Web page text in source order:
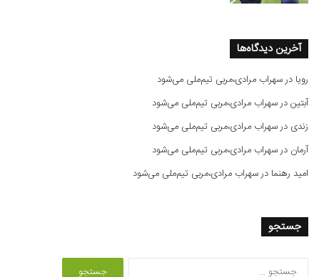
آخرین دیدگاه‌ها
رویا درسهراب مرادی،مربی تیم‌ملی می‌شود
آبتیندرسهراب مرادی،مربی تیم‌ملی می‌شود
زندی درسهراب مرادی،مربی تیم‌ملی می‌شود
آرمان درسهراب مرادی،مربی تیم‌ملی می‌شود
امید رهنما درسهراب مرادی،مربی تیم‌ملی می‌شود
جستجو